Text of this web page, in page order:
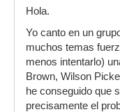
Hola.
Yo canto en un
muchos temas
menos intentarlo)
Brown, Wilson
he conseguido que
precisamente el